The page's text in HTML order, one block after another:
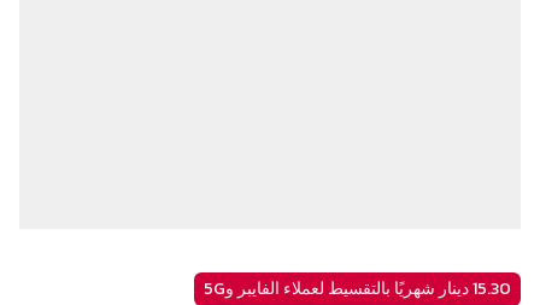
15.30 دينار شهريًا بالتقسيط لعملاء الفايبر و5G